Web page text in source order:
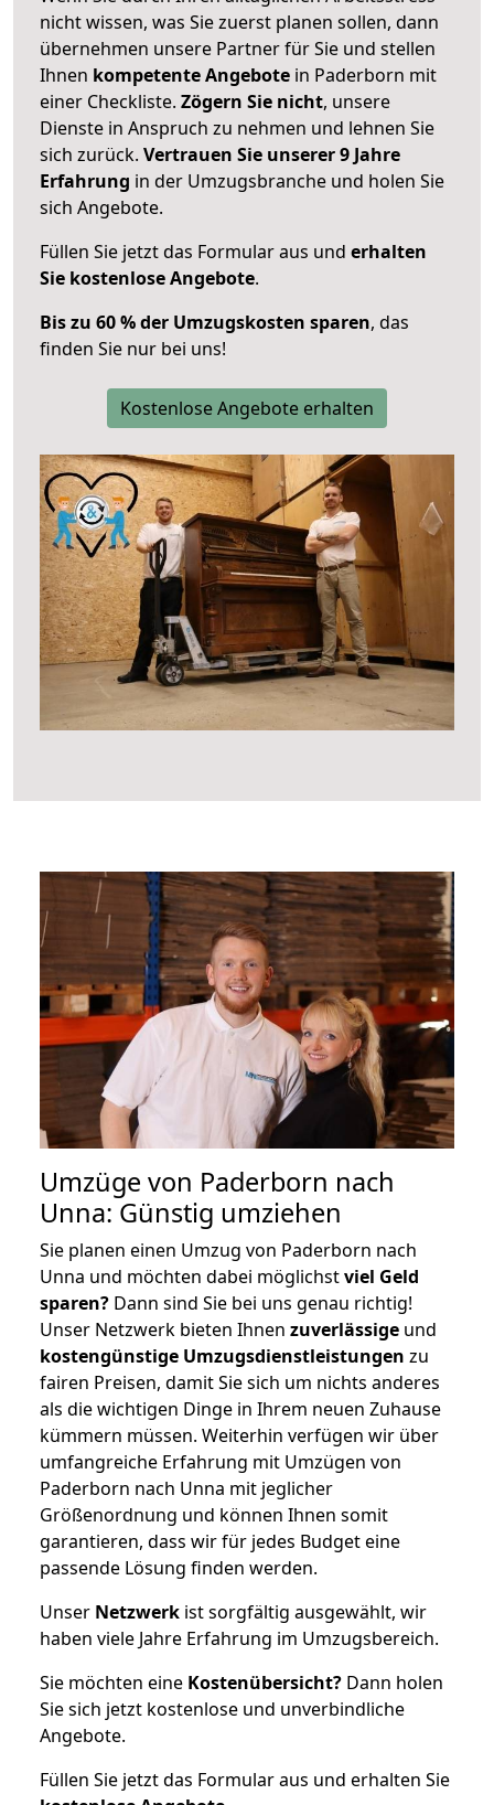
nicht wissen, was Sie zuerst planen sollen, dann
übernehmen unsere Partner für Sie und stellen
Ihnen kompetente Angebote in Paderborn mit
einer Checkliste. Zögern Sie nicht, unsere
Dienste in Anspruch zu nehmen und lehnen Sie
sich zurück. Vertrauen Sie unserer 9 Jahre
Erfahrung in der Umzugsbranche und holen Sie
sich Angebote.
Füllen Sie jetzt das Formular aus und erhalten
Sie kostenlose Angebote.
Bis zu 60 % der Umzugskosten sparen, das
finden Sie nur bei uns!
Kostenlose Angebote erhalten
Umzüge von Paderborn nach
Unna: Günstig umziehen
Sie planen einen Umzug von Paderborn nach
Unna und möchten dabei möglichstviel Geld
sparen? Dann sind Sie bei uns genau richtig!
Unser Netzwerk bieten Ihnen zuverlässige und
kostengünstige Umzugsdienstleistungen zu
fairen Preisen, damit Sie sich um nichts anderes
als die wichtigen Dinge in Ihrem neuen Zuhause
kümmern müssen. Weiterhin verfügen wir über
umfangreiche Erfahrung mit Umzügen von
Paderborn nach Unna mit jeglicher
Größenordnung und können Ihnen somit
garantieren, dass wir für jedes Budget eine
passende Lösung finden werden.
Unser Netzwerk ist sorgfältig ausgewählt, wir
haben viele Jahre Erfahrung im Umzugsbereich.
Sie möchten eine Kostenübersicht? Dann holen
Sie sich jetzt kostenlose und unverbindliche
Angebote.
Füllen Sie jetzt das Formular aus und erhalten Sie